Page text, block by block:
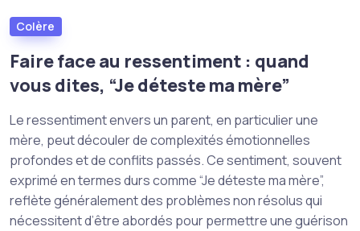
Colère
Faire face au ressentiment : quand
vous dites, “Je déteste ma mère”
Le ressentiment envers un parent, en particulier une
mère, peut découler de complexités émotionnelles
profondes et de conflits passés. Ce sentiment, souvent
exprimé en termes durs comme “Je déteste ma mère”,
reflète généralement des problèmes non résolus qui
nécessitent d’être abordés pour permettre une guérison